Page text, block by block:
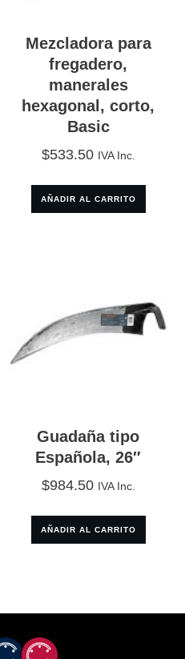
Mezcladora para
fregadero,
manerales
hexagonal, corto,
Basic
$533.50 IVA Inc.
AÑADIR AL CARRITO
Guadaña tipo
Española, 26″
$984.50 IVA Inc.
AÑADIR AL CARRITO